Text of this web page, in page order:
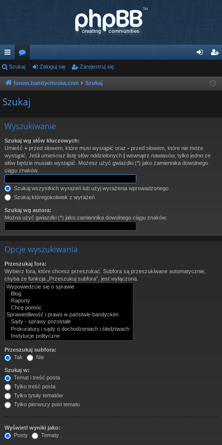
ię
ce
j
or
a ej
Szukaj Zaloguj się Zarejestruj się
forum.bandycituska.com Szukaj
Szukaj
Wyszukiwanie
Szukaj wg słów kluczowych:
Umieść + przed słowem, które musi wystąpić oraz - przed słowem, które nie może
wystąpić. Jeśli umieścisz listę słów oddzielonych | wewnątrz nawiasów, tylko jedno ze
słów będzie musiało wystąpić. Możesz użyć gwiazdki (*) jako zamiennika dowolnego
ciągu znaków.
Szukaj wszystkich wyrażeń lub użyj wyrażenia wprowadzonego
Szukaj któregokolwiek z wyrażeń
Szukaj wg autora:
Można użyć gwiazdki (*) jako zamiennika dowolnego ciągu znaków.
Opcje wyszukiwania
Przeszukaj fora:
Wybierz fora, które chcesz przeszukać. Subfora są przeszukiwane automatycznie,
chyba że funkcja „Przeszukuj subfora”, jest wyłączona.
Przeszukaj subfora:
Tak
Nie
Szukaj w:
Temat i treść posta
Tylko treść posta
Tylko tytuły tematów
Tylko pierwszy post tematu
Wyświetl wyniki jako:
Posty
Tematy